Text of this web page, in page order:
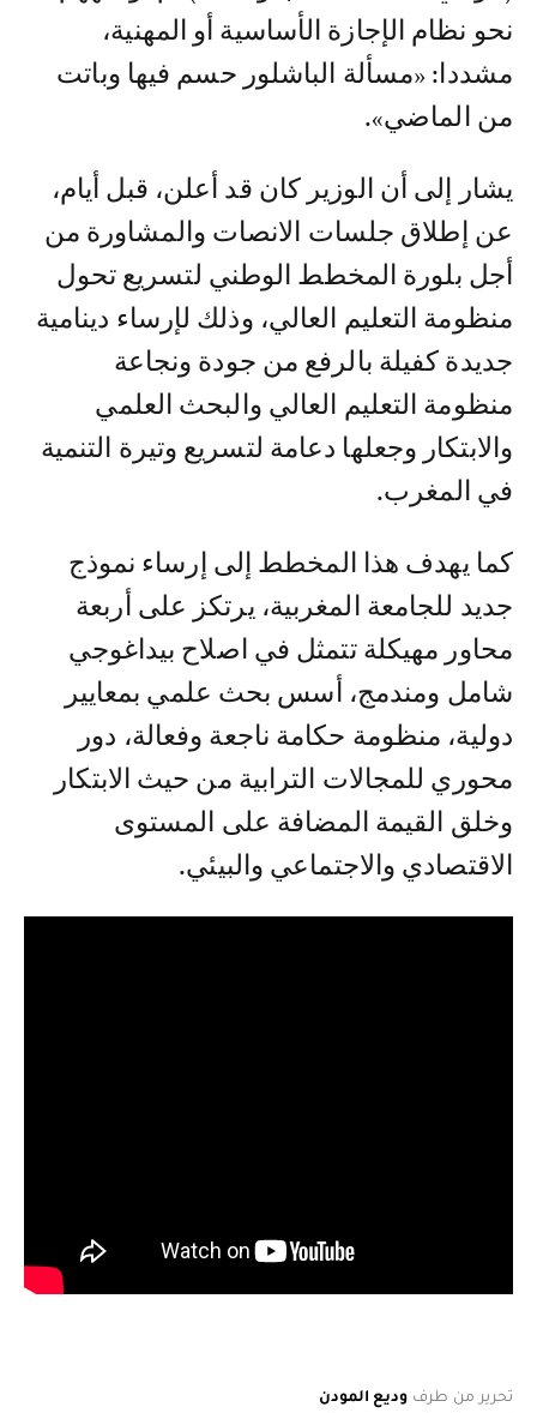
نحو نظام الإجازة الأساسية أو المهنية،
مشددا: «مسألة الباشلور حسم فيها وباتت
من الماضي».
يشار إلى أن الوزير كان قد أعلن، قبل أيام،
عن إطلاق جلسات الانصات والمشاورة من
أجل بلورة المخطط الوطني لتسريع تحول
منظومة التعليم العالي، وذلك لإرساء دينامية
جديدة كفيلة بالرفع من جودة ونجاعة
منظومة التعليم العالي والبحث العلمي
والابتكار وجعلها دعامة لتسريع وتيرة التنمية
في المغرب.
كما يهدف هذا المخطط إلى إرساء نموذج
جديد للجامعة المغربية، يرتكز على أربعة
محاور مهيكلة تتمثل في اصلاح بيداغوجي
شامل ومندمج، أسس بحث علمي بمعايير
دولية، منظومة حكامة ناجعة وفعالة، دور
محوري للمجالات الترابية من حيث الابتكار
وخلق القيمة المضافة على المستوى
الاقتصادي والاجتماعي والبيئي.
تحرير من طرف وديع المودن